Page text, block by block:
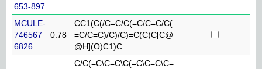
653-897
MCULE-
746567
6826
0.78
CC1(C(/C=C/C(=C/C=C/C(
=C/C=C)/C)/C)=C(C)C[C@
@H](O)C1)C
C/C(=C\C=C\C(=C\C=C\C=